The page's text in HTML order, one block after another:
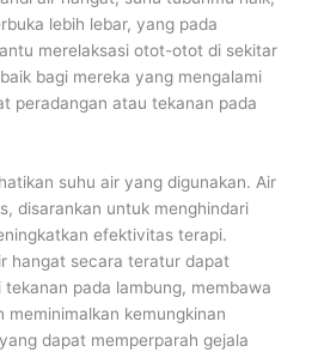
lebih lebar, yang pada
merelaksasi otot-otot di sekitar
bagi mereka yang mengalami
peradangan atau tekanan pada
suhu air yang digunakan. Air
disarankan untuk menghindari
efektivitas terapi.
hangat secara teratur dapat
pada lambung, membawa
meminimalkan kemungkinan
dapat memperparah gejala